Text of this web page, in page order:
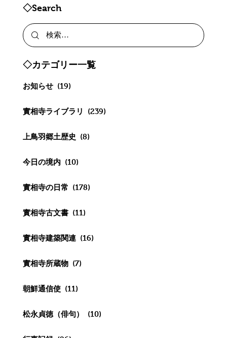
◇Search
◇カテゴリー一覧
お知らせ (19)
實相寺ライブラリ (239)
上鳥羽郷土歴史 (8)
今日の境内 (10)
實相寺の日常 (178)
實相寺古文書 (11)
實相寺建築関連 (16)
實相寺所蔵物 (7)
朝鮮通信使 (11)
松永貞徳（俳句） (10)